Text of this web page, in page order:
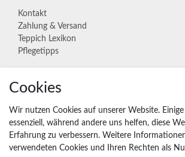
Kontakt
Zahlung & Versand
Teppich Lexikon
Pflegetipps
Unternehmen
Widerrufs­recht
Vertrag widerrufen
Impressum
Daten­schutz­erklärung
Cookies
Wir nutzen Cookies auf unserer Website.
essenziell, während andere uns helfen, diese
Erfahrung zu verbessern. Weitere
verwendeten Cookies und Ihren Rechten als